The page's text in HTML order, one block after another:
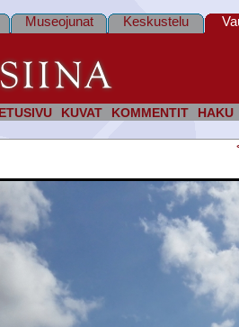
ETUSIVU KUVAT KOMMENTIT HAKU
Museojunat Keskustelu